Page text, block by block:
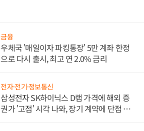
금융
우체국 '매일이자 파킹통장' 5만 계좌 한정
으로 다시 출시, 최고 연 2.0% 금리
전자·전기·정보통신
삼성전자 SK하이닉스 D램 가격에 해외 증
권가 '고점' 시각 나와, 장기 계약에 단점 부